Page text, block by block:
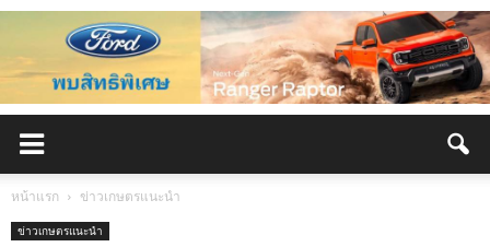
หน้าแรก ข่าวเกษตรแนะนำ
ข่าวเกษตรแนะนำ